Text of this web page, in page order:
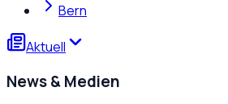
Bern
Aktuell
News & Medien